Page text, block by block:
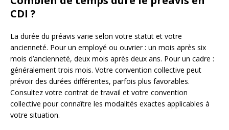
CDI ?
La durée du préavis varie selon votre statut et votre
ancienneté. Pour un employé ou ouvrier : un mois après six
mois d’ancienneté, deux mois après deux ans. Pour un cadre :
généralement trois mois. Votre convention collective peut
prévoir des durées différentes, parfois plus favorables.
Consultez votre contrat de travail et votre convention
collective pour connaître les modalités exactes applicables à
votre situation.